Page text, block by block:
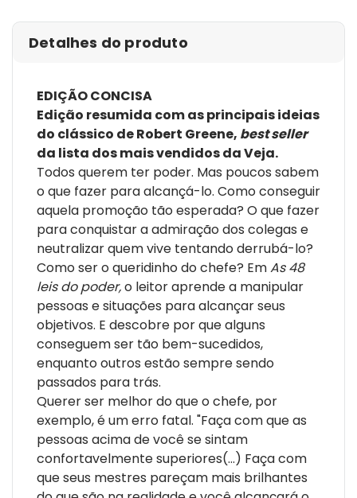
sedutores como Casanova, filósofos como Nietzsche,
escritores como Balzac e, claro, diplomatas como
três mil anos e foram pinçados em civilizações tão
diferentes quanto a antiga China e a Itália renascentista.
E, para quem acredita que participar de jogos de poder é
uma atividade condenável, ele faz um alerta: Não
adianta querer ficar de fora. O mundo é como um
imenso e dissimulado cassino e todos nós fazemos
parte dele. Quanto mais rápido você descobrir as regras
do jogo, maiores serão as suas chances de sucesso. "Se
o jogo do poder é inevitável, vale mais ser um artista do
que negar ou agir desastradamente", diz Greene.
Detalhes do produto
EDIÇÃO CONCISA
Edição resumida com as principais ideias
do clássico de Robert Greene, best seller
da lista dos mais vendidos da Veja.
Todos querem ter poder. Mas poucos sabem
o que fazer para alcançá-lo. Como conseguir
aquela promoção tão esperada? O que fazer
para conquistar a admiração dos colegas e
neutralizar quem vive tentando derrubá-lo?
Como ser o queridinho do chefe? EmAs 48
leis do poder,o leitor aprende a manipular
pessoas e situações para alcançar seus
objetivos. E descobre por que alguns
conseguem ser tão bem-sucedidos,
enquanto outros estão sempre sendo
passados para trás.
Querer ser melhor do que o chefe, por
exemplo, é um erro fatal. "Faça com que as
pessoas acima de você se sintam
confortavelmente superiores(...) Faça com
que seus mestres pareçam mais brilhantes